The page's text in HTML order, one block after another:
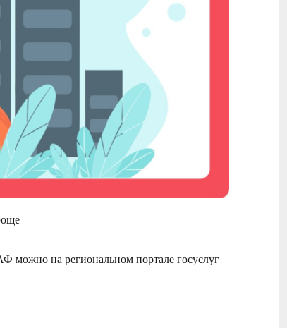
можно на региональном портале госуслуг